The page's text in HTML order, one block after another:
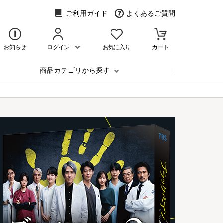
ご利用ガイド よくあるご質問
お知らせ ログイン お気に入り カート
商品カテゴリから探す